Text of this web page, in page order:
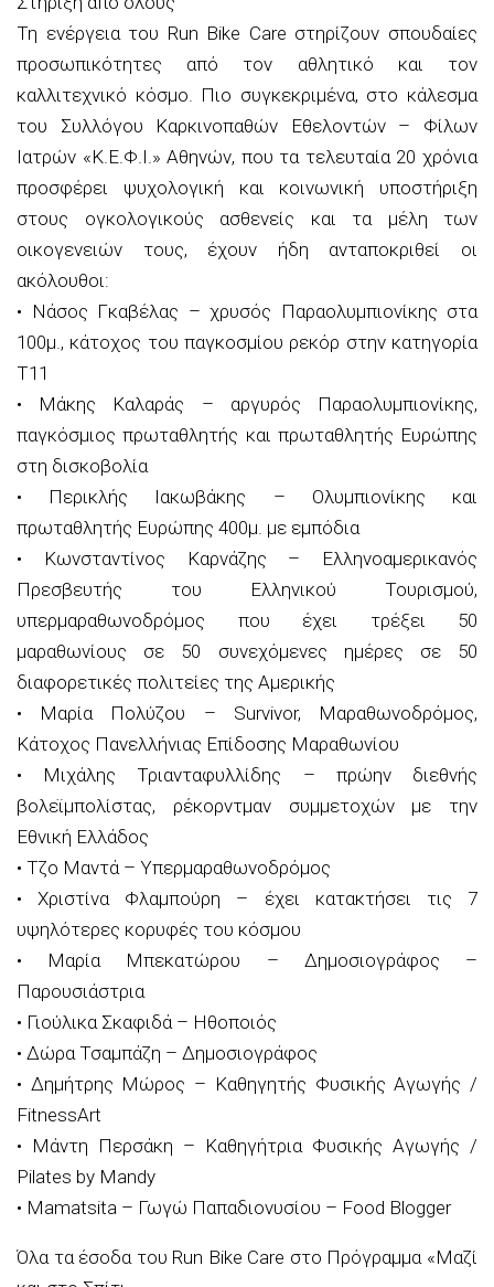
Τη ενέργεια του Run Bike Care στηρίζουν σπουδαίες
προσωπικότητες από τον αθλητικό και τον
καλλιτεχνικό κόσμο. Πιο συγκεκριμένα, στο κάλεσμα
του Συλλόγου Καρκινοπαθών Εθελοντών – Φίλων
Ιατρών «Κ.Ε.Φ.Ι.» Αθηνών, που τα τελευταία 20 χρόνια
προσφέρει ψυχολογική και κοινωνική υποστήριξη
στους ογκολογικούς ασθενείς και τα μέλη των
οικογενειών τους, έχουν ήδη ανταποκριθεί οι
ακόλουθοι:
• Νάσος Γκαβέλας – χρυσός Παραολυμπιονίκης στα
100μ., κάτοχος του παγκοσμίου ρεκόρ στην κατηγορία
Τ11
• Μάκης Καλαράς – αργυρός Παραολυμπιονίκης,
παγκόσμιος πρωταθλητής και πρωταθλητής Ευρώπης
στη δισκοβολία
• Περικλής Ιακωβάκης – Ολυμπιονίκης και
πρωταθλητής Ευρώπης 400μ. με εμπόδια
• Κωνσταντίνος Καρνάζης – Ελληνοαμερικανός
Πρεσβευτής του Ελληνικού Τουρισμού,
υπερμαραθωνοδρόμος που έχει τρέξει 50
μαραθωνίους σε 50 συνεχόμενες ημέρες σε 50
διαφορετικές πολιτείες της Αμερικής
• Μαρία Πολύζου – Survivor, Μαραθωνοδρόμος,
Κάτοχος Πανελλήνιας Επίδοσης Μαραθωνίου
• Μιχάλης Τριανταφυλλίδης – πρώην διεθνής
βολεϊμπολίστας, ρέκορντμαν συμμετοχών με την
Εθνική Ελλάδος
• Τζο Μαντά – Υπερμαραθωνοδρόμος
• Χριστίνα Φλαμπούρη – έχει κατακτήσει τις 7
υψηλότερες κορυφές του κόσμου
• Μαρία Μπεκατώρου – Δημοσιογράφος –
Παρουσιάστρια
• Γιούλικα Σκαφιδά – Ηθοποιός
• Δώρα Τσαμπάζη – Δημοσιογράφος
• Δημήτρης Μώρος – Καθηγητής Φυσικής Αγωγής /
FitnessArt
• Μάντη Περσάκη – Καθηγήτρια Φυσικής Αγωγής /
Pilates by Mandy
• Mamatsita – Γωγώ Παπαδιονυσίου – Food Blogger
Όλα τα έσοδα του Run Bike Care στο Πρόγραμμα «Μαζί